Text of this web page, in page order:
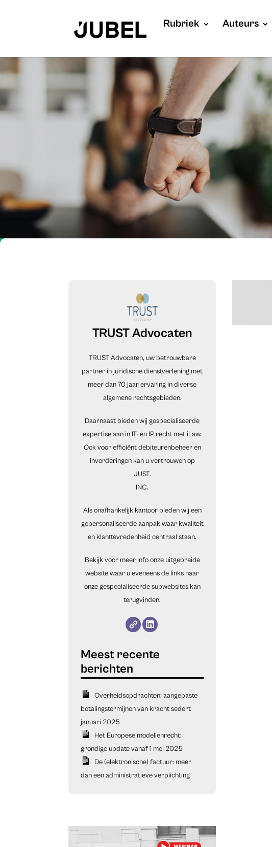
Rubriek Auteurs
TRUST Advocaten
TRUST Advocaten, uw betrouwbare
partner in juridische dienstverlening met
meer dan 70 jaar ervaring in diverse
algemene rechtsgebieden.
Daarnaast bieden wij gespecialiseerde
expertise aan in IT- en IP recht met iLaw.
Ook voor efficiënt debiteurenbeheer en
invorderingen kan u vertrouwen op
JUST.
INC.
Als onafhankelijk kantoor bieden wij een
gepersonaliseerde aanpak waar kwaliteit
en klanttevredenheid centraal staan.
Bekijk voor meer info onze uitgebreide
website waar u eveneens de links naar
onze gespecialiseerde subwebsites kan
terugvinden.
Overheidsopdrachten: aangepaste
betalingstermijnen van kracht sedert
januari 2025
Het Europese modellenrecht:
grondige update vanaf 1 mei 2025
De (elektronische) factuur: meer
dan een administratieve verplichting